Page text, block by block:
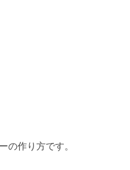
の作り方です。